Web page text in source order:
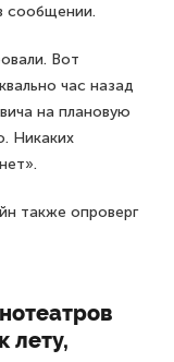
сообщении.
Вот
час назад
на плановую
Никаких
также опроверг
лету,